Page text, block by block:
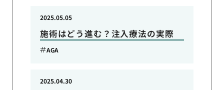
施術はどう進む？注入療法の実際
2025.05.05
AGA
2025.04.30